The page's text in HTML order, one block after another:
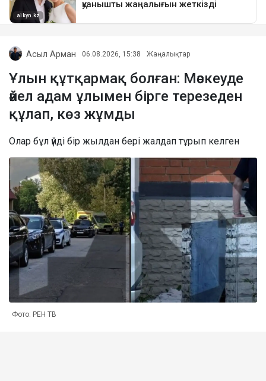
Асыл Арман 06.08.2026, 15:38 Жаңалықтар
Ұлын құтқармақ болған: Мәскеуде
әйел адам ұлымен бірге терезеден
құлап, көз жұмды
Олар бұл үйді бір жылдан бері жалдап тұрып келген
Фото: РЕН ТВ